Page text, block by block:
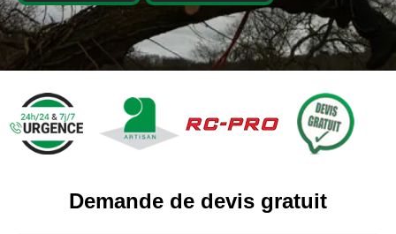
Demande de devis gratuit